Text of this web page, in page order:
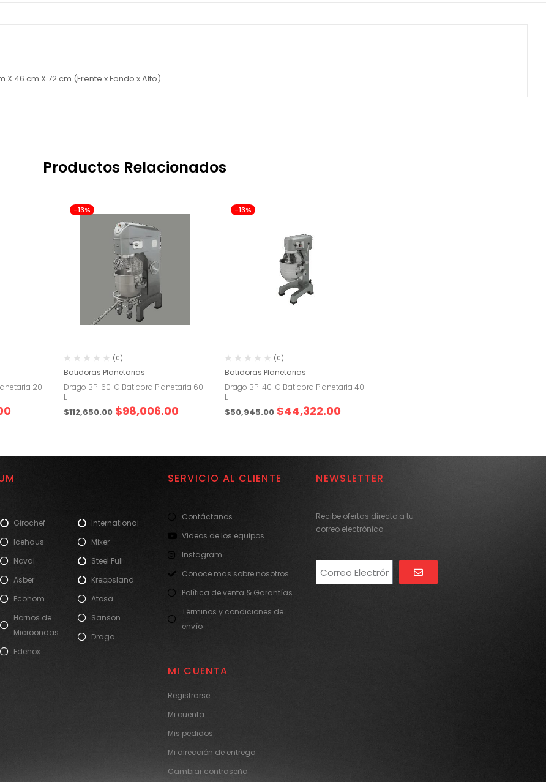
X 46 cm X 72 cm (Frente x Fondo x Alto)
Productos Relacionados
20
-13%
(0)
Batidoras Planetarias
Drago BP-60-G Batidora Planetaria 60
L
$112,650.00 $98,006.00
-13%
(0)
Batidoras Planetarias
Drago BP-40-G Batidora Planetaria 40
L
$50,945.00 $44,322.00
Girochef
Icehaus
Noval
Asber
Econom
Hornos de
Microondas
Edenox
International
Mixer
Steel Full
Kreppsland
Atosa
Sanson
Drago
SERVICIO AL CLIENTE
Contáctanos
Videos de los equipos
Instagram
Conoce mas sobre nosotros
Política de venta & Garantías
Términos y condiciones de
envío
MI CUENTA
Registrarse
Mi cuenta
Mis pedidos
Mi dirección de entrega
Cambiar contraseña
NEWSLETTER
Recibe ofertas directo a tu
correo electrónico